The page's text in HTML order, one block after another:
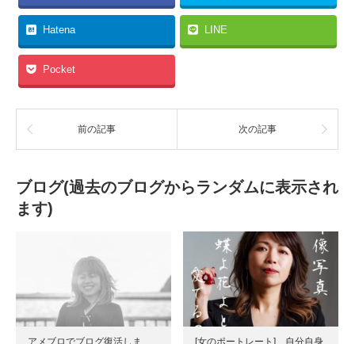
Hatena LINE
Pocket
前の記事 次の記事
ブログ(過去のブログからランダムに表示され
ます)